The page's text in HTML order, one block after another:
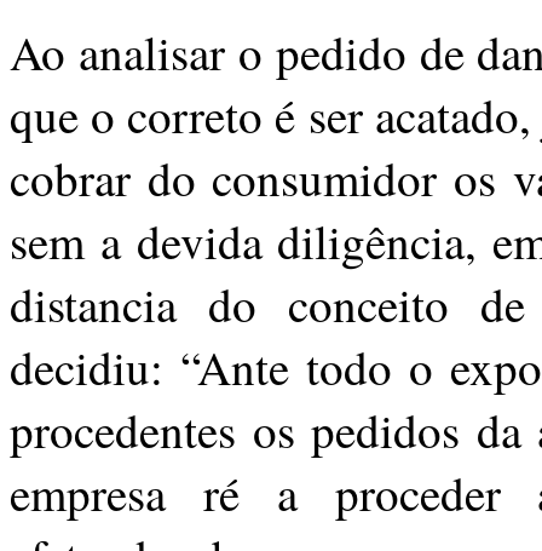
Ao analisar o pedido de
que o correto é ser
cobrar do consumidor os
sem a devida diligência,
distancia do conceito
decidiu: “Ante todo o
procedentes os pedidos
empresa ré a proceder